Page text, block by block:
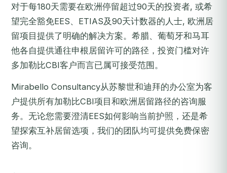
对于每180天需要在欧洲停留超过90天的投资者, 或希
望完全豁免EES、ETIAS及90天计数器的人士, 欧洲居
留项目提供了明确的解决方案。希腊、葡萄牙和马耳
他各自提供通往申根居留许可的路径，投资门槛对许
多加勒比CBI客户而言已属可接受范围。
Mirabello Consultancy从苏黎世和迪拜的办公室为客
户提供所有加勒比CBI项目和欧洲居留路径的咨询服
务。无论您需要澄清EES如何影响当前护照，还是希
望探索互补居留选项，我们的团队均可提供免费保密
咨询。